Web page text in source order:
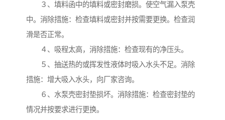
３、填料函中的填料或密封磨损。使空气漏入泵壳
中。消除措施：检查填料或密封并按需要更换。检查润
滑是否正常。
４、吸程太高，消除措施：检查现有的净压头。
５、抽送热的或挥发性液体时吸入水头不足。消除
措施：增大吸入水头，向厂家咨询。
６、水泵壳密封垫损坏。消除措施：检查密封垫的
情况并按要求进行更换。